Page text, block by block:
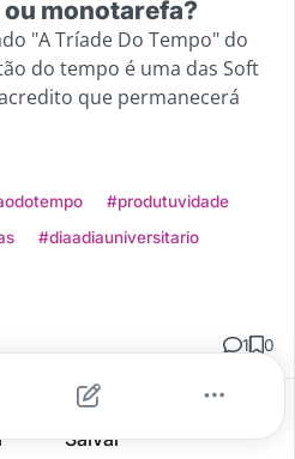
monotarefa?
"A Tríade Do Tempo" do
do tempo é uma das Soft
que permanecerá
#produtuvidade
#diaadiauniversitario
1 0
Salvar